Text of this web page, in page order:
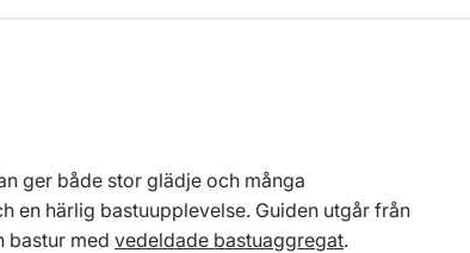
ger både stor glädje och många
en härlig bastuupplevelse. Guiden utgår från
bastur med vedeldade bastuaggregat.